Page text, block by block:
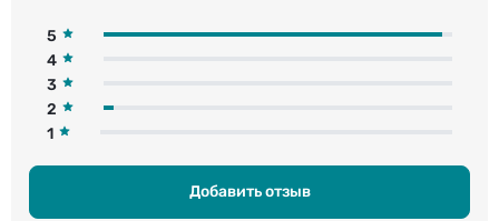
5
4
3
2
1
Добавить отзыв